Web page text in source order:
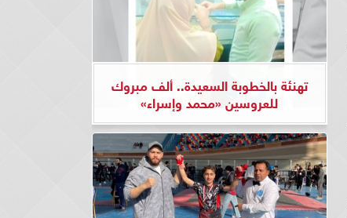
تهنئة بالخطوبة السعيدة.. ألف مبروك
للعروسين «محمد وإسراء»